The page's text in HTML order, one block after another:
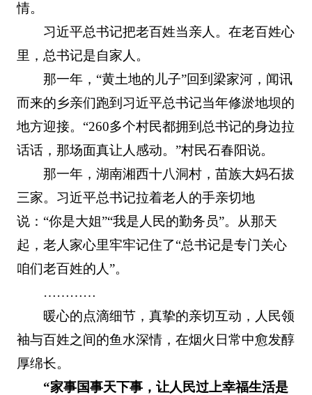
情。
习近平总书记把老百姓当亲人。在老百姓心
里，总书记是自家人。
那一年，“黄土地的儿子”回到梁家河，闻讯
而来的乡亲们跑到习近平总书记当年修淤地坝的
地方迎接。“260多个村民都拥到总书记的身边拉
话话，那场面真让人感动。”村民石春阳说。
那一年，湖南湘西十八洞村，苗族大妈石拔
三家。习近平总书记拉着老人的手亲切地
说：“你是大姐”“我是人民的勤务员”。从那天
起，老人家心里牢牢记住了“总书记是专门关心
咱们老百姓的人”。
…………
暖心的点滴细节，真挚的亲切互动，人民领
袖与百姓之间的鱼水深情，在烟火日常中愈发醇
厚绵长。
“家事国事天下事，让人民过上幸福生活是